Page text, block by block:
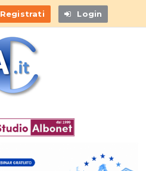
Registrati Login